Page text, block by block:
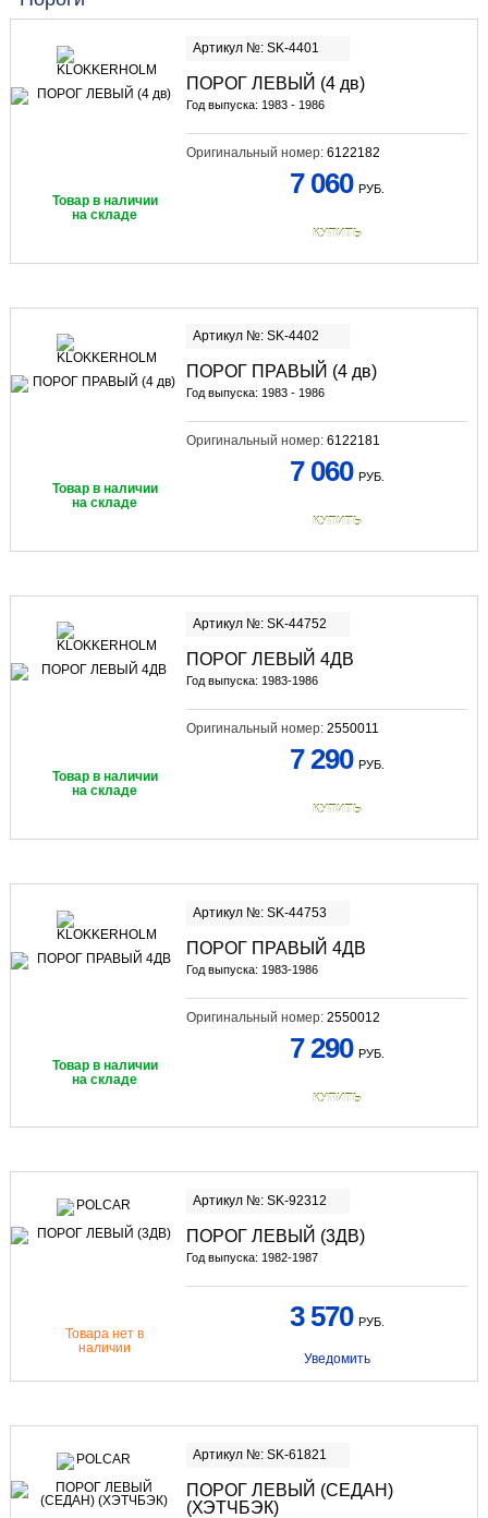
Артикул №: SK-4401
ПОРОГ ЛЕВЫЙ (4 дв)
Год выпуска: 1983 - 1986
Оригинальный номер: 6122182
Товар в наличии
на складе
7 060 РУБ.
КУПИТЬ
Артикул №: SK-4402
ПОРОГ ПРАВЫЙ (4 дв)
Год выпуска: 1983 - 1986
Оригинальный номер: 6122181
Товар в наличии
на складе
7 060 РУБ.
КУПИТЬ
Артикул №: SK-44752
ПОРОГ ЛЕВЫЙ 4ДВ
Год выпуска: 1983-1986
Оригинальный номер: 2550011
Товар в наличии
на складе
7 290 РУБ.
КУПИТЬ
Артикул №: SK-44753
ПОРОГ ПРАВЫЙ 4ДВ
Год выпуска: 1983-1986
Оригинальный номер: 2550012
Товар в наличии
на складе
7 290 РУБ.
КУПИТЬ
Артикул №: SK-92312
ПОРОГ ЛЕВЫЙ (3ДВ)
Год выпуска: 1982-1987
Товара нет в
наличии
3 570 РУБ.
Уведомить
Артикул №: SK-61821
ПОРОГ ЛЕВЫЙ (СЕДАН)
(ХЭТЧБЭК)